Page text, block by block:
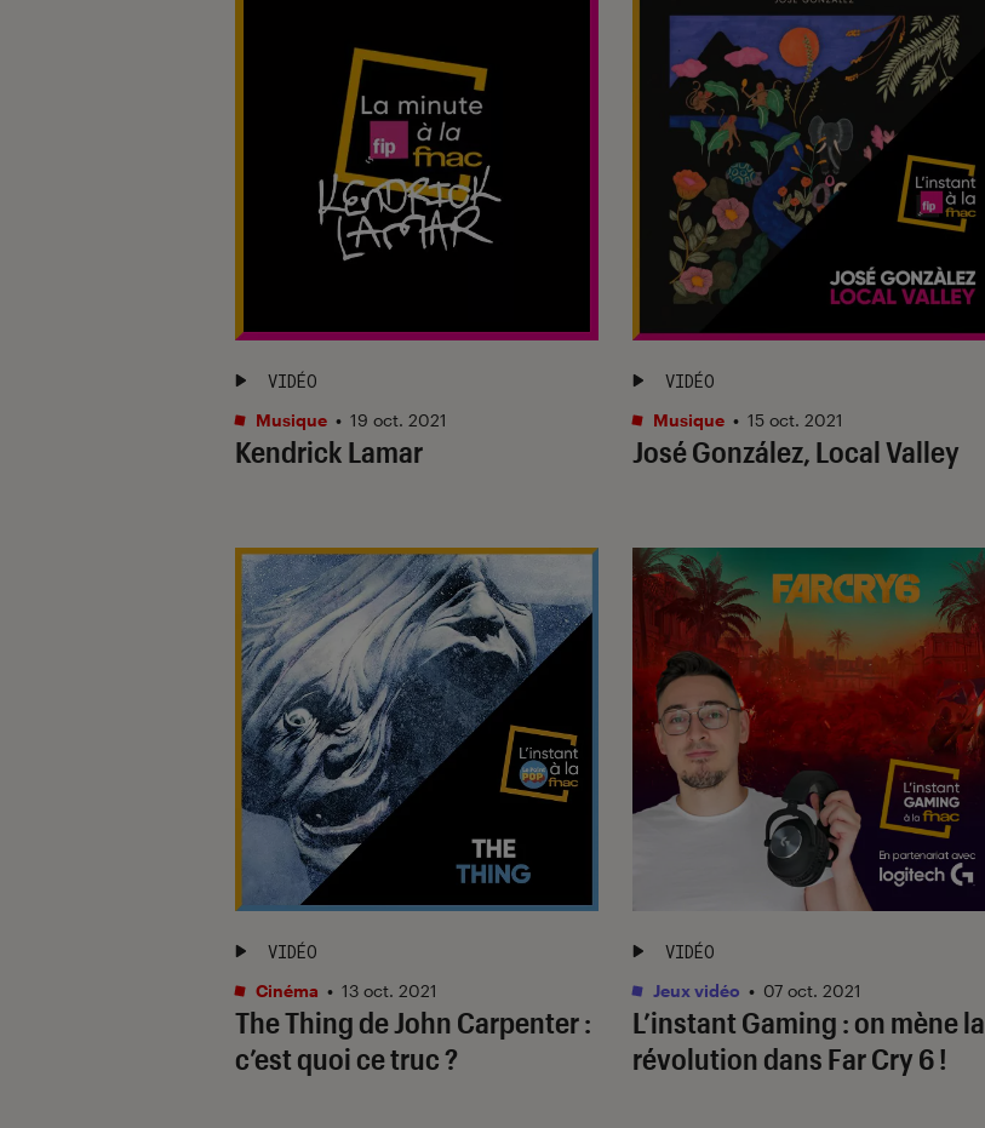
Kendrick Lamar
VIDÉO
Musique • 19 oct. 2021
José González, Local Valley
VIDÉO
Musique • 15 oct. 2021
The Thing de John Carpenter :
c’est quoi ce truc ?
VIDÉO
Cinéma • 13 oct. 2021
L’instant Gaming : on mène la
révolution dans Far Cry 6 !
VIDÉO
Jeux vidéo • 07 oct. 2021